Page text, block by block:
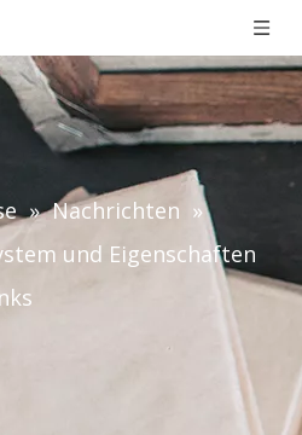
» Nachrichten »
und Eigenschaften